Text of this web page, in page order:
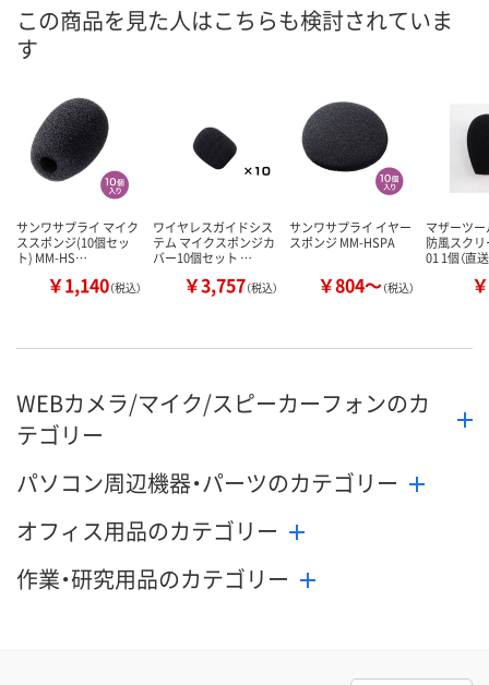
この商品を見た人はこちらも検討されていま
す
サンワサプライ マイク
ススポンジ(10個セッ
ト) MM-HS…
￥1,140（税込）
ワイヤレスガイドシス
テム マイクスポンジカ
バー10個セット …
￥3,757（税込）
サンワサプライ イヤー
スポンジ MM-HSPA
￥804～（税込）
マザーツ
防風スク
01 1個（直
WEBカメラ/マイク/スピーカーフォンのカ
テゴリー
パソコン周辺機器・パーツのカテゴリー
オフィス用品のカテゴリー
作業・研究用品のカテゴリー